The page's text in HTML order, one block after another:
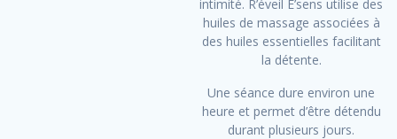
intimité. R’éveil E’sens utilise des
huiles de massage associées à
des huiles essentielles facilitant
la détente.
Une séance dure environ une
heure et permet d’être détendu
durant plusieurs jours.